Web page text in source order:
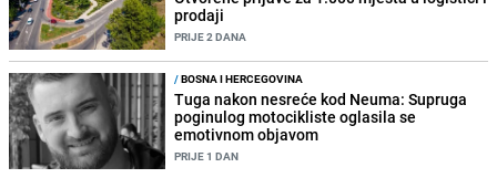
prodaji
PRIJE 2 DANA
/BOSNA I HERCEGOVINA
Tuga nakon nesreće kod Neuma: Supruga
poginulog motocikliste oglasila se
emotivnom objavom
PRIJE 1 DAN